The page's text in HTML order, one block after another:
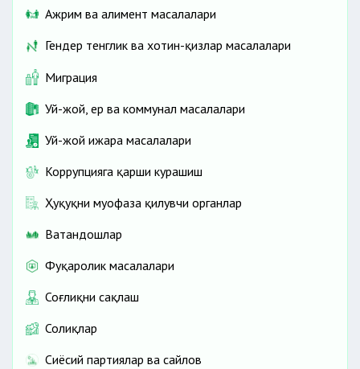
Ажрим ва алимент масалалари
Гендер тенглик ва хотин-қизлар масалалари
Миграция
Уй-жой, ер ва коммунал масалалари
Уй-жой ижара масалалари
Коррупцияга қарши курашиш
Ҳуқуқни муҳофаза қилувчи органлар
Ватандошлар
Фуқаролик масалалари
Соғлиқни сақлаш
Солиқлар
Сиёсий партиялар ва сайлов